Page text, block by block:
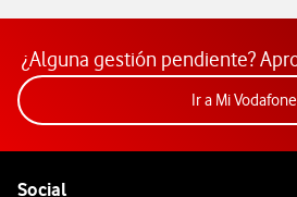
¿Alguna gestión pendiente?
Ir a Mi Vodafone
Social